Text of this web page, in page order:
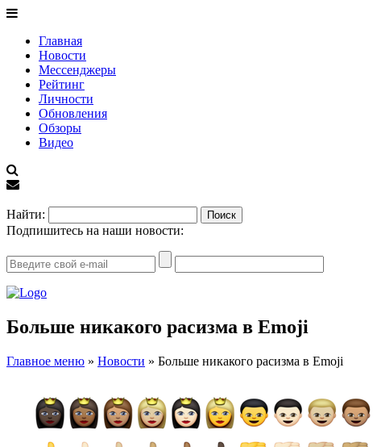
Главная
Новости
Мессенджеры
Рейтинг
Личности
Обновления
Обзоры
Видео
Найти:
Подпишитесь на наши новости:
Больше никакого расизма в Emoji
Главное меню » Новости » Больше никакого расизма в Emoji